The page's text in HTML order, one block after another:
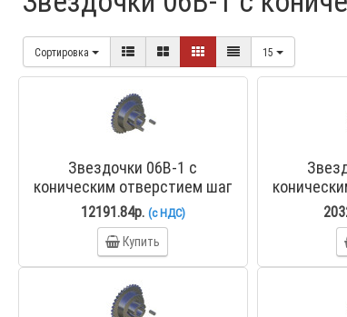
Сортировка 15
Звездочки 06B-1 с
коническим отверстием шаг
9,525 мм со ступицей PHS
06B-1TB114
12191.84р. (с НДС)
Купить
9,525